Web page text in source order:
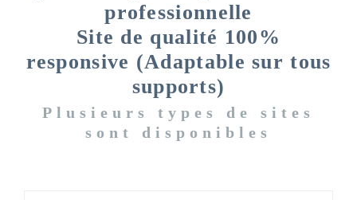
professionnelle
Site de qualité 100%
responsive (Adaptable sur tous
supports)
Plusieurs types de sites
sont disponibles